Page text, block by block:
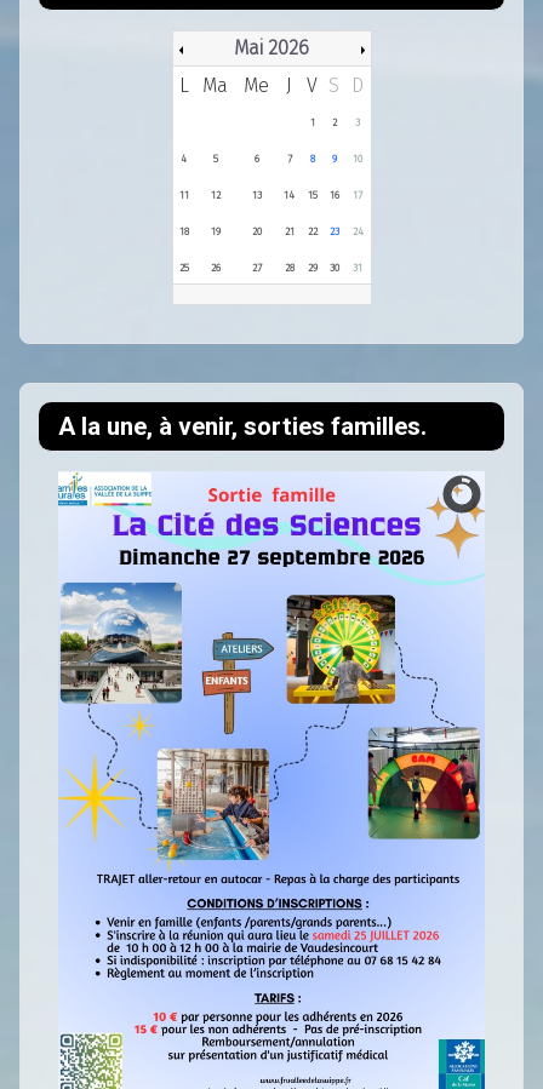
A la une, à venir, sorties familles.
Mai 2026
L
Ma Me J V S D
1 2 3
4 5 6 7 8 9 10
11 12 13 14 15 16 17
18 19 20 21 22 23 24
25 26 27 28 29 30 31